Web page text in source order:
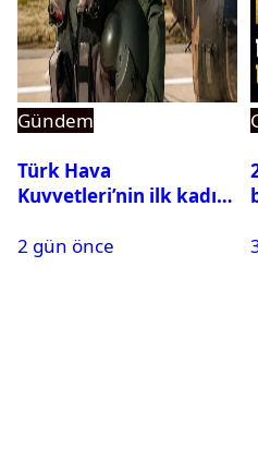
Gündem
Türk Hava
Kuvvetleri’nin ilk kadın
Karapınar hakkında
2 gün önce